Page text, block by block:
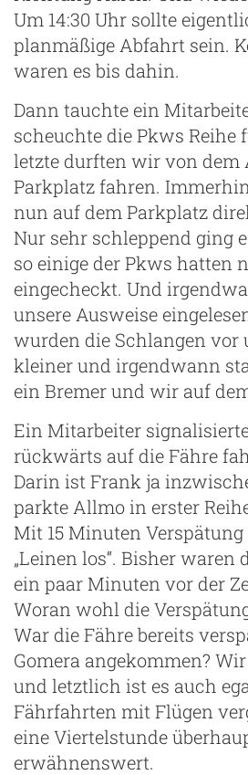
Um 14:30 Uhr sollte
planmäßige Abfahrt sein.
waren es bis dahin.
Dann tauchte ein
scheuchte die Pkws Reihe
letzte durften wir von dem
Parkplatz fahren.
nun auf dem Parkplatz
Nur sehr schleppend ging
so einige der Pkws hatten
eingecheckt. Und
unsere Ausweise
wurden die Schlangen vor
kleiner und irgendwann
ein Bremer und wir auf
Ein Mitarbeiter
rückwärts auf die Fähre
Darin ist Frank ja
parkte Allmo in erster
Mit 15 Minuten Verspätung
„Leinen los“. Bisher waren
ein paar Minuten vor der
Woran wohl die
War die Fähre bereits
Gomera angekommen?
und letztlich ist es auch
Fährfahrten mit Flügen
eine Viertelstunde
erwähnenswert.